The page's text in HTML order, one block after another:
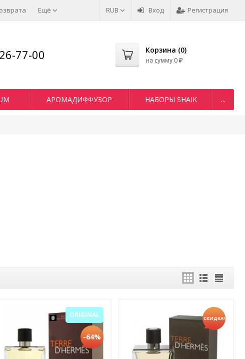
RUB Вход Регистрация
Ещё
77-00 Корзина (0)
на сумму 0 ₽
АРОМАДИФФУЗОР НАБОРЫ SHAIK ...
ORIGINAL
-64%
СКИДКА!